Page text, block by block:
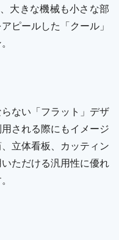
大きな機械も小さな部
ピールした「クール」
ない「フラット」デザ
される際にもイメージ
立体看板、カッティン
ただける汎用性に優れ